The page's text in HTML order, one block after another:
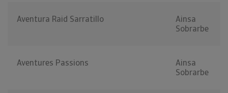
Aventura Raid Sarratillo
Ainsa
Sobrarbe
Aventures Passions
Ainsa
Sobrarbe